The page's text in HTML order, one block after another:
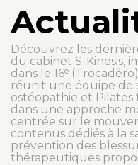
Découvrez les
du cabinet S-Kinesis,
dans le 16ᵉ
réunit une équipe de
ostéopathie et
dans une approche
centrée sur le
contenus dédiés à la
prévention des
thérapeutiques